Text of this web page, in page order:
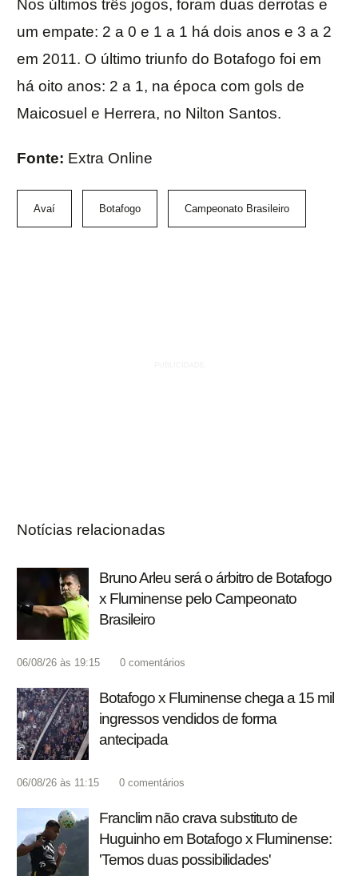
Nos últimos três jogos, foram duas derrotas e
um empate: 2 a 0 e 1 a 1 há dois anos e 3 a 2
em 2011. O último triunfo do Botafogo foi em
há oito anos: 2 a 1, na época com gols de
Maicosuel e Herrera, no Nilton Santos.
Fonte: Extra Online
Avaí Botafogo Campeonato Brasileiro
Notícias relacionadas
Bruno Arleu será o árbitro de Botafogo
x Fluminense pelo Campeonato
Brasileiro
06/08/26 às 19:15 0 comentários
Botafogo x Fluminense chega a 15 mil
ingressos vendidos de forma
antecipada
06/08/26 às 11:15 0 comentários
Franclim não crava substituto de
Huguinho em Botafogo x Fluminense:
'Temos duas possibilidades'